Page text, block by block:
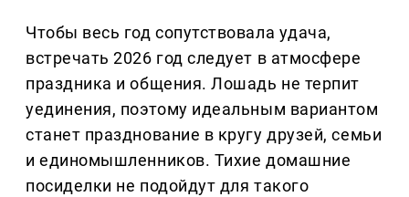
Чтобы весь год сопутствовала удача,
встречать 2026 год следует в атмосфере
праздника и общения. Лошадь не терпит
уединения, поэтому идеальным вариантом
станет празднование в кругу друзей, семьи
и единомышленников. Тихие домашние
посиделки не подойдут для такого